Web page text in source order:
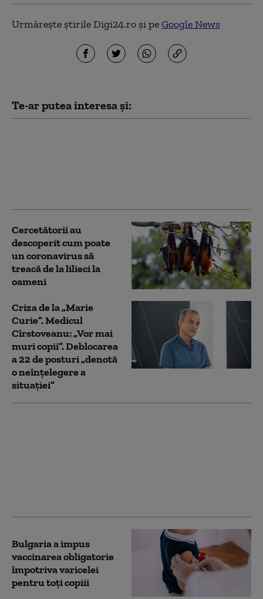
Urmărește știrile Digi24.ro și peGoogle News
Te-ar putea interesa și:
Cercetătorii au
descoperit cum poate
un coronavirus să
treacă de la lilieci la
oameni
Criza de la „Marie
Curie”. Medicul
Cîrstoveanu: „Vor mai
muri copii”. Deblocarea
a 22 de posturi „denotă
o neînțelegere a
situației”
Bulgaria a impus
vaccinarea obligatorie
împotriva varicelei
pentru toți copiii